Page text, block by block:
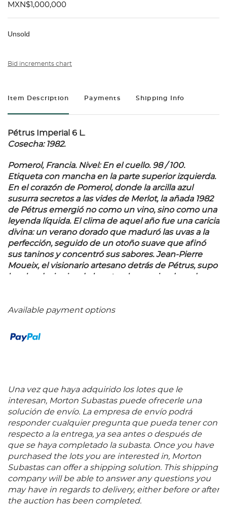
MXN$1,000,000
Unsold
Bid increments chart
Item Description Payments Shipping Info
Pétrus Imperial 6 L.
Cosecha: 1982.
Pomerol, Francia. Nivel: En el cuello. 98 / 100.
Etiqueta con mancha en la parte superior izquierda.
En el corazón de Pomerol, donde la arcilla azul
susurra secretos a las vides de Merlot, la añada 1982
de Pétrus emergió no como un vino, sino como una
leyenda líquida. El clima de aquel año fue una caricia
divina: un verano dorado que maduró las uvas a la
perfección, seguido de un otoño suave que afinó
sus taninos y concentró sus sabores. Jean-Pierre
Moueix, el visionario artesano detrás de Pétrus, supo
leer los designios de la naturaleza, guiando cada
fruta negra aterciopelada, matices de trufa y tierra
eterno. Su leyenda creció no solo por su excelsa
calidad desde su nacimiento, sino por su asombrosa
subastas, el elixir que definía la grandeza del Merlot.
Ahora, imagina esta leyenda multiplicada, contenida
en un Imperial: seis litros de ese elixir divino. Su
rareza no es casualidad. Pétrus, una joya de
producción limitada, dedica su precioso néctar
primordialmente a las botellas estándar. Un Imperial
requiere una visión audaz, una reserva excepcional.
Pocos se llenaron, destinados a celebraciones que
hacen eco en la historia o a colecciones donde cada
botella cuenta una saga. Su imponente tamaño no
solo preserva el vino de manera sublime,
Available payment options
Una vez que haya adquirido los lotes que le
interesan, Morton Subastas puede ofrecerle una
solución de envío. La empresa de envío podrá
responder cualquier pregunta que pueda tener con
respecto a la entrega, ya sea antes o después de
que se haya completado la subasta. Once you have
purchased the lots you are interested in, Morton
Subastas can offer a shipping solution. This shipping
company will be able to answer any questions you
may have in regards to delivery, either before or after
the auction has been completed.